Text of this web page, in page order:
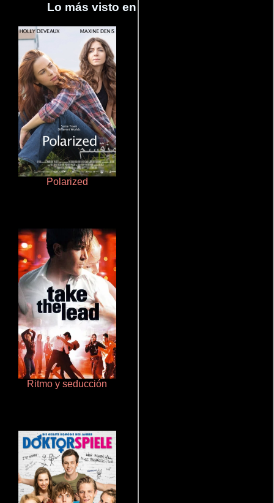
Lo más visto en Cineyseries.net
Polarized
Ritmo y seducción